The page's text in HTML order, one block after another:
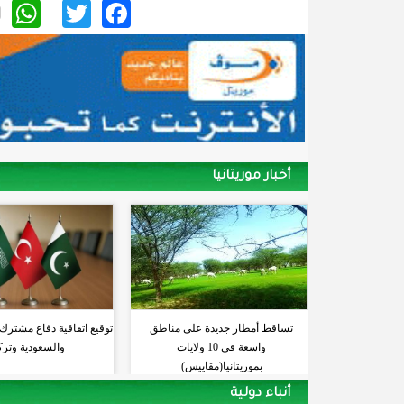
أخبار موريتانيا
تساقط أمطار جديدة على مناطق
واسعة في 10 ولايات
بموريتانيا(مقاييس)
توقيع اتفاقية دفاع
والسعودية
أنباء دولية